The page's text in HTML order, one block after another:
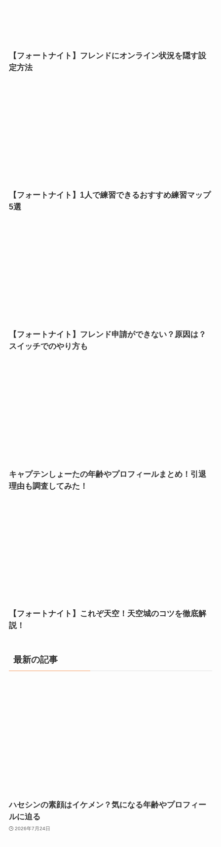
【フォートナイト】フレンドにオンライン状況を隠す設
定方法
【フォートナイト】1人で練習できるおすすめ練習マップ
5選
【フォートナイト】フレンド申請ができない？原因は？
スイッチでのやり方も
キャプテンしょーたの年齢やプロフィールまとめ！引退
理由も調査してみた！
【フォートナイト】これぞ天空！天空城のコツを徹底解
説！
最新の記事
ハセシンの素顔はイケメン？気になる年齢やプロフィー
ルに迫る
2026年7月24日